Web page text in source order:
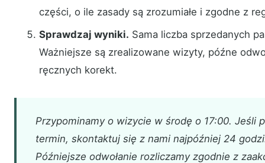
części, o ile zasady są zrozumiałe i zgodne z
Sprawdzaj wyniki. Sama liczba sprzedanych
Ważniejsze są zrealizowane wizyty, późne
ręcznych korekt.
Przypominamy o wizycie w środę o 17:00. Jeśli
termin, skontaktuj się z nami najpóźniej 24
Późniejsze odwołanie rozliczamy zgodnie z